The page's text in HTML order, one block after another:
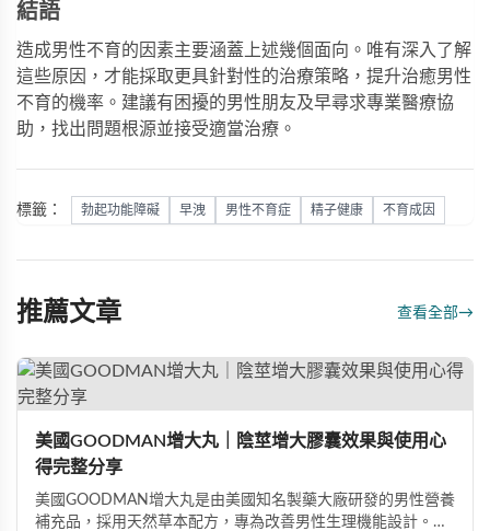
結語
造成男性不育的因素主要涵蓋上述幾個面向。唯有深入了解
這些原因，才能採取更具針對性的治療策略，提升治癒男性
不育的機率。建議有困擾的男性朋友及早尋求專業醫療協
助，找出問題根源並接受適當治療。
標籤： 勃起功能障礙 早洩 男性不育症 精子健康 不育成因
推薦文章 查看全部→
美國GOODMAN增大丸｜陰莖增大膠囊效果與使用心
得完整分享
美國GOODMAN增大丸是由美國知名製藥大廠研發的男性營養
補充品，採用天然草本配方，專為改善男性生理機能設計。根